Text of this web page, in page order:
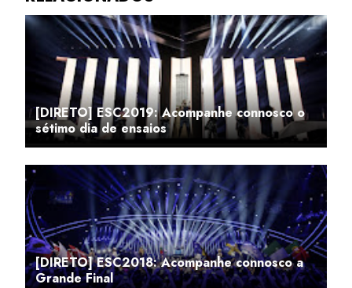
[DIRETO] ESC2019: Acompanhe connosco o
sétimo dia de ensaios
[DIRETO] ESC2018: Acompanhe connosco a
Grande Final